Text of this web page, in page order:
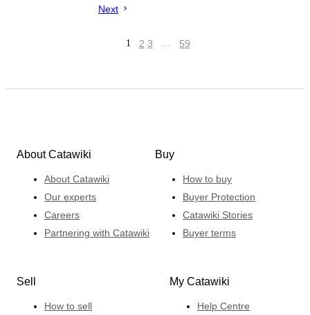
Next
1 2 3 … 59
About Catawiki
About Catawiki
Our experts
Careers
Partnering with Catawiki
Buy
How to buy
Buyer Protection
Catawiki Stories
Buyer terms
Sell
How to sell
My Catawiki
Help Centre